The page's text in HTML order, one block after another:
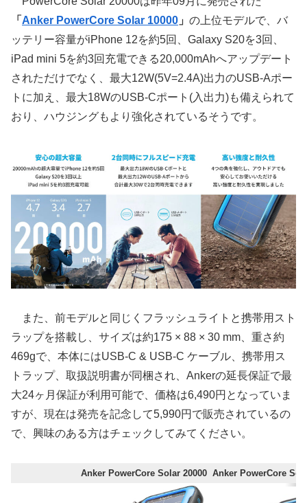
「 Anker PowerCore Solar 10000 」 の上位モデルで、バ
ッテリー容量がiPhone 12を約5回、Galaxy S20を3回、
iPad mini 5を約3回充電できる20,000mAhへアップデート
されただけでなく、最大12W(5V=2.4A)出力のUSB-Aポー
トに加え、最大18WのUSB-Cポート(入出力)も備えられて
おり、ハウジングもより強化されているそうです。
また、前モデルと同じくフラッシュライトと携帯用スト
ラップを搭載し、サイズは約175 × 88 × 30 mm、重さ約
469gで、本体にはUSB-C & USB-C ケーブル、携帯用ス
トラップ、取扱説明書が同梱され、Ankerの延長保証で最
大24ヶ月保証が利用可能で、価格は6,490円となっていま
すが、現在は発売を記念して5,990円で販売されているの
で、興味のある方はチェックしてみてください。
Anker PowerCore Solar 20000 Anker PowerCore